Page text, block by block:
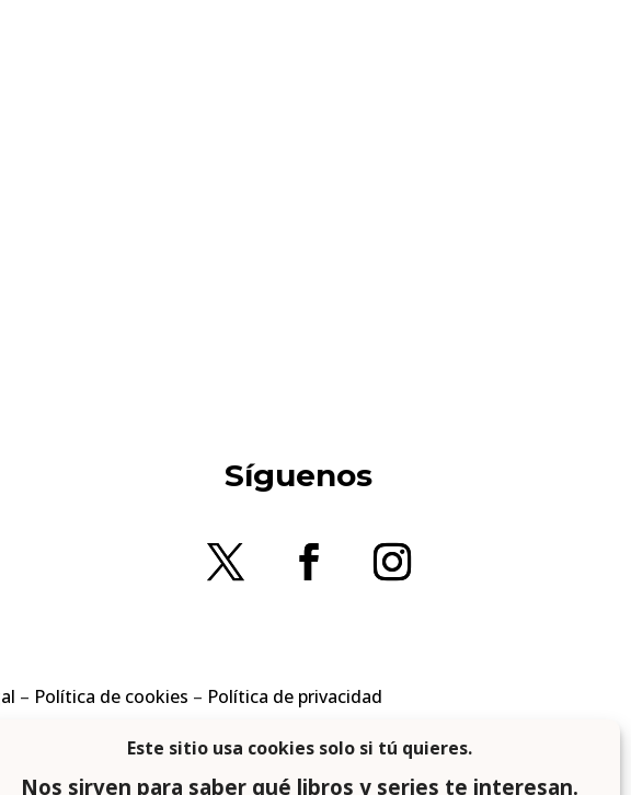
Síguenos
– Política de cookies – Política de privacidad
que cumplen los requisitos aplicables